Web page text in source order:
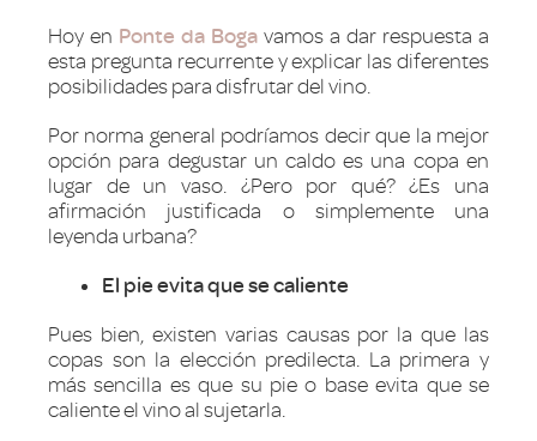
Hoy en Ponte da Boga vamos a dar respuesta a
esta pregunta recurrente y explicar las diferentes
posibilidades para disfrutar del vino.
Por norma general podríamos decir que la mejor
opción para degustar un caldo es una copa en
lugar de un vaso. ¿Pero por qué? ¿Es una
afirmación justificada o simplemente una
leyenda urbana?
El pie evita que se caliente
Pues bien, existen varias causas por la que las
copas son la elección predilecta. La primera y
más sencilla es que su pie o base evita que se
caliente el vino al sujetarla.